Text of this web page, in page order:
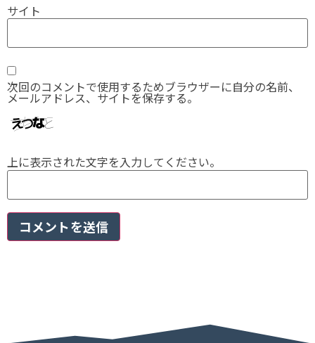
サイト
次回のコメントで使用するためブラウザーに自分の名前、
メールアドレス、サイトを保存する。
上に表示された文字を入力してください。